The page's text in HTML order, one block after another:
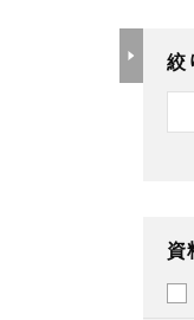
絞
資